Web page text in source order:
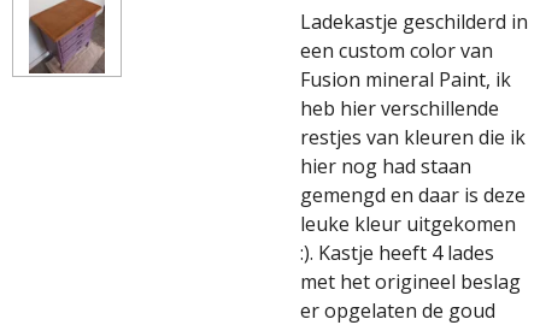
Ladekastje geschilderd in
een custom color van
Fusion mineral Paint, ik
heb hier verschillende
restjes van kleuren die ik
hier nog had staan
gemengd en daar is deze
leuke kleur uitgekomen
:). Kastje heeft 4 lades
met het origineel beslag
er opgelaten de goud